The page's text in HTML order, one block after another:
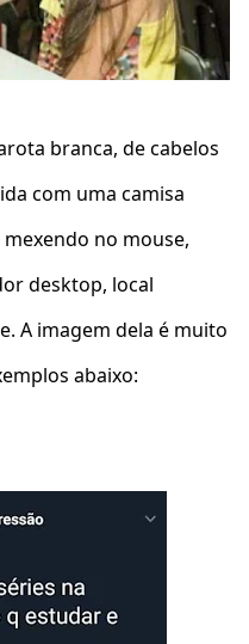
branca, de cabelos
com uma camisa
no mouse,
desktop, local
A imagem dela é muito
abaixo: